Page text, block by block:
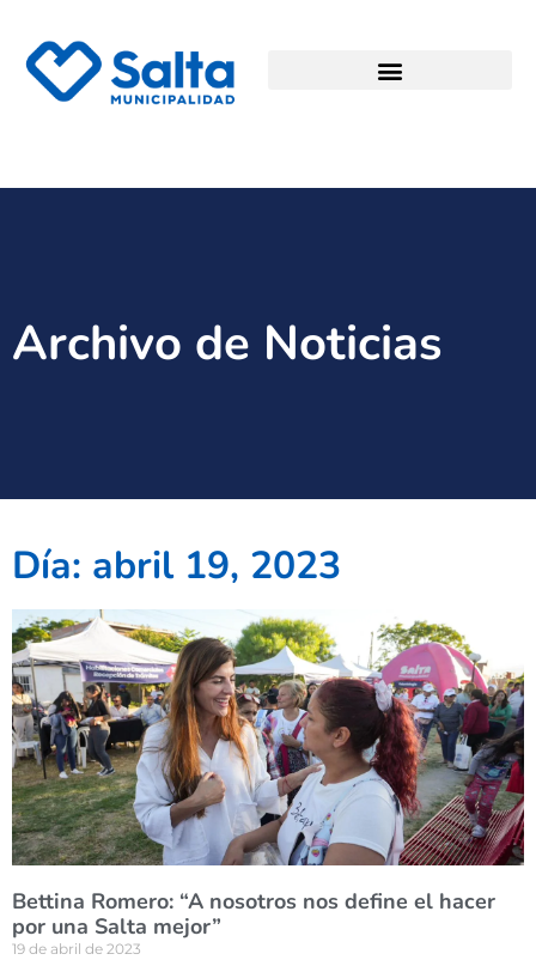
Archivo de Noticias
Día: abril 19, 2023
Bettina Romero: “A nosotros nos define el hacer
por una Salta mejor”
19 de abril de 2023